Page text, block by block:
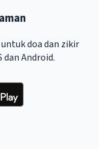
doa dan zikir
Android.